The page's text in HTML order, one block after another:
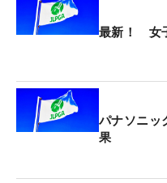
最新！ 女
パナソニ
果